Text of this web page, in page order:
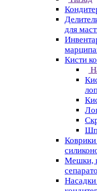
для
Кисти
Мешки,